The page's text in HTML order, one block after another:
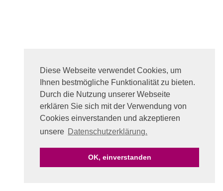
Diese Webseite verwendet Cookies, um
Ihnen bestmögliche Funktionalität zu bieten.
Durch die Nutzung unserer Webseite
erklären Sie sich mit der Verwendung von
Cookies einverstanden und akzeptieren
unsere Datenschutzerklärung.
OK, einverstanden